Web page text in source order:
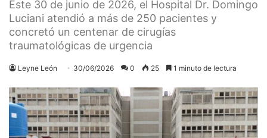
Este 30 de junio de 2026, el Hospital Dr. Domingo
Luciani atendió a más de 250 pacientes y
concretó un centenar de cirugías
traumatológicas de urgencia
Leyne León 30/06/2026 0 25 1 minuto de lectura